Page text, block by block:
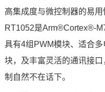
高集成度与微控制器的易
RT1052是Arm®Cortex®-
具有4组PWM模块、适合多
块，及丰富灵活的通讯接
制自然不在话下。